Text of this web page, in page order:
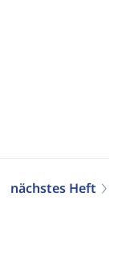
nächstes Heft